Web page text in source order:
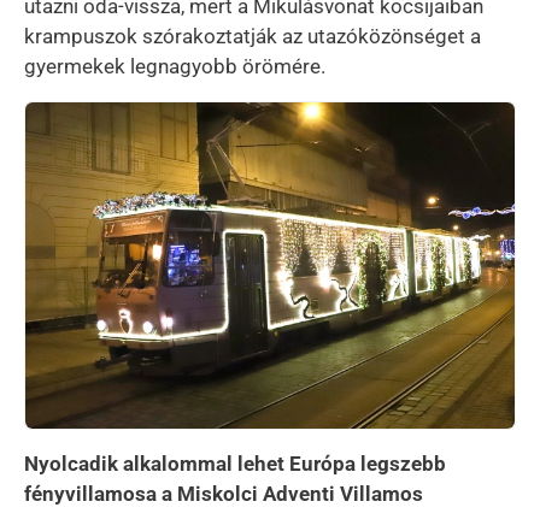
utazni oda-vissza, mert a Mikulásvonat kocsijaiban
krampuszok szórakoztatják az utazóközönséget a
gyermekek legnagyobb örömére.
Kép
Nyolcadik alkalommal lehet Európa legszebb
fényvillamosa a Miskolci Adventi Villamos